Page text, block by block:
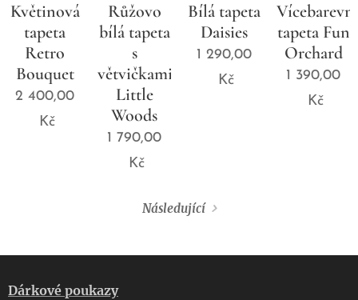
Květinová
tapeta
Retro
Bouquet
2 400,00
Kč
Růžovo
bílá tapeta
s
větvičkami
Little
Woods
1 790,00
Kč
Bílá tapeta
Daisies
1 290,00
Kč
tapeta Fun
Orchard
1 390,00
Kč
Následující
Dárkové poukazy